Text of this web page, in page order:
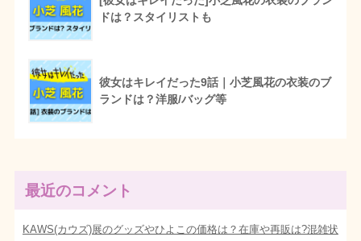
ドは？スタイリストも
彼女はキレイだった9話｜小芝風花の衣装のブ
ランドは？洋服/バッグ等
最近のコメント
KAWS(カウズ)展のグッズやひよこの価格は？在庫や再販は?混雑状